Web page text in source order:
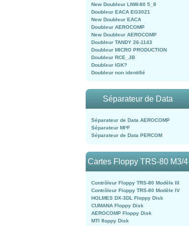
New Doubleur LNW-80 5_8
Doubleur EACA EG3021
New Doubleur EACA
Doubleur AEROCOMP
New Doubleur AEROCOMP
Doubleur TANDY 26-1143
Doubleur MICRO PRODUCTION
Doubleur RCE_JB
Doubleur IGK?
Doubleur non identifié
Séparateur de Data
Séparateur de Data AEROCOMP
Séparateur MI²F
Séparateur de Data PERCOM
Cartes Floppy TRS-80 M3/4
Contrôleur Floppy TRS-80 Modèle III
Contrôleur Floppy TRS-80 Modèle IV
HOLMES DX-3DL Floppy Disk
CUMANA Floppy Disk
AEROCOMP Floppy Disk
MTI floppy Disk